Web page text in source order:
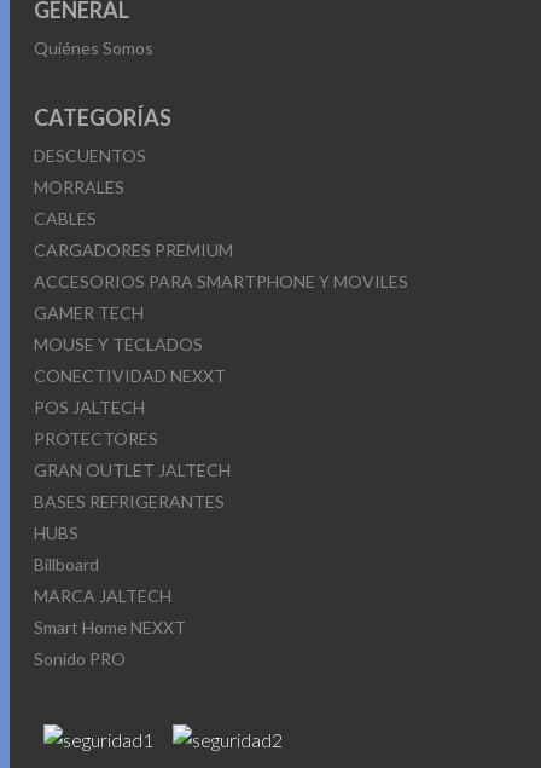
GENERAL
Quiénes Somos
CATEGORÍAS
DESCUENTOS
MORRALES
CABLES
CARGADORES PREMIUM
ACCESORIOS PARA SMARTPHONE Y MOVILES
GAMER TECH
MOUSE Y TECLADOS
CONECTIVIDAD NEXXT
POS JALTECH
PROTECTORES
GRAN OUTLET JALTECH
BASES REFRIGERANTES
HUBS
Billboard
MARCA JALTECH
Smart Home NEXXT
Sonido PRO